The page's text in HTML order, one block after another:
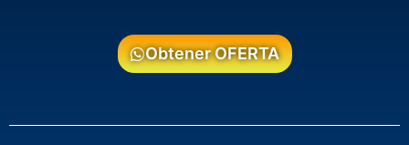
Obtener OFERTA